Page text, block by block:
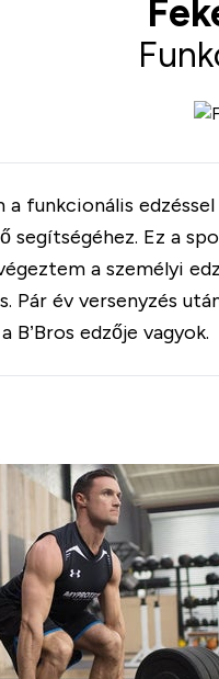
a funkcionális
segítségéhez. Ez a
a személyi
Pár év versenyzés
B’Bros edzője vagyok.